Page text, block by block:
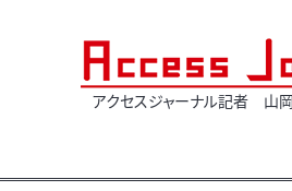
アクセスジャーナル記者 山